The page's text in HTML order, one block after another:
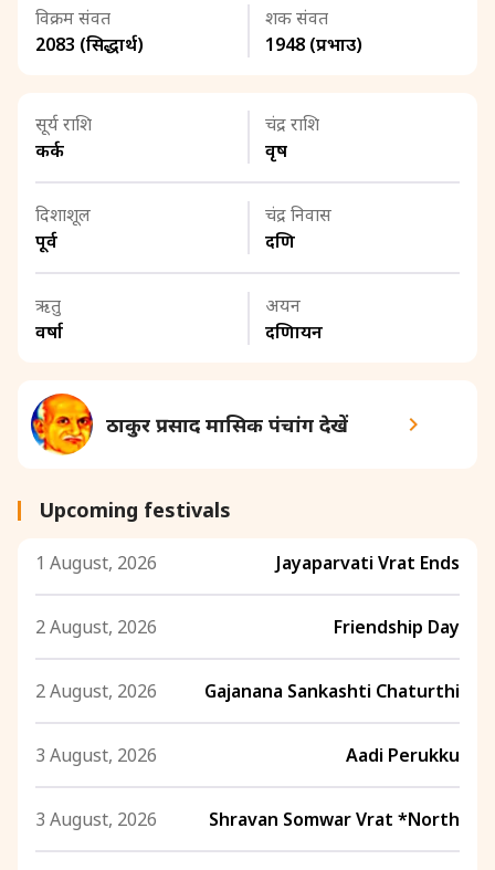
विक्रम संवत
2083 (सिद्धार्थ)
शक संवत
1948 (प्रभाउ)
सूर्य राशि
कर्क
चंद्र राशि
वृष
दिशाशूल
पूर्व
चंद्र निवास
दक्षिण
ऋतु
वर्षा
अयन
दक्षिणायन
ठाकुर प्रसाद मासिक पंचांग देखें
Upcoming festivals
1 August, 2026 Jayaparvati Vrat Ends
2 August, 2026 Friendship Day
2 August, 2026 Gajanana Sankashti Chaturthi
3 August, 2026 Aadi Perukku
3 August, 2026 Shravan Somwar Vrat *North